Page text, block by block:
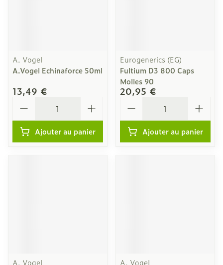
A. Vogel
A.Vogel Echinaforce 50ml
13,49 €
Ajouter au panier
Eurogenerics (EG)
Fultium D3 800 Caps
Molles 90
20,95 €
Ajouter au panier
A. Vogel A. Vogel